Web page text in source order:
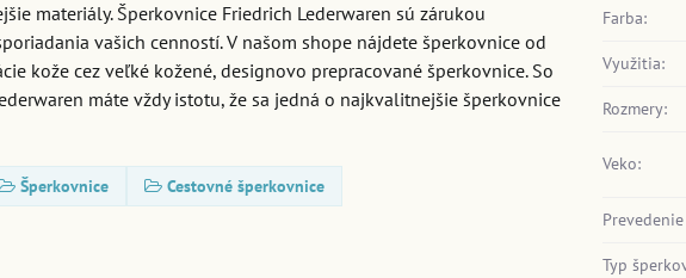
materiály. Šperkovnice Friedrich Lederwaren sú zárukou
vašich cenností. V našom shope nájdete šperkovnice od
kože cez veľké kožené, designovo prepracované šperkovnice. So
máte vždy istotu, že sa jedná o najkvalitnejšie šperkovnice
Šperkovnice Cestovné šperkovnice
Farba:
Využitia:
Rozmery:
Veko:
Typ